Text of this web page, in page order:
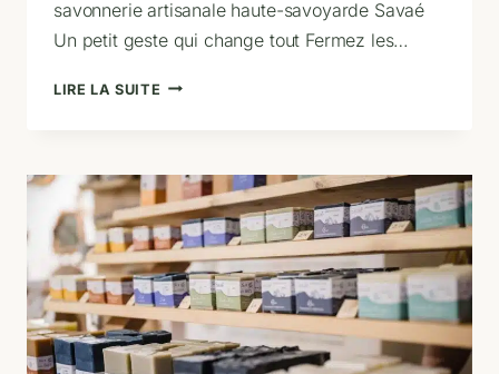
savonnerie artisanale haute-savoyarde Savaé
Un petit geste qui change tout Fermez les…
LIRE LA SUITE POURQUOI
LOCAL,
FABRIQUÉ
EN
HAUTE-
SAVOIE
?